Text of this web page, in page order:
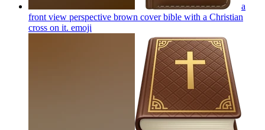
a
front view perspective brown cover bible with a Christian
cross on it. emoji